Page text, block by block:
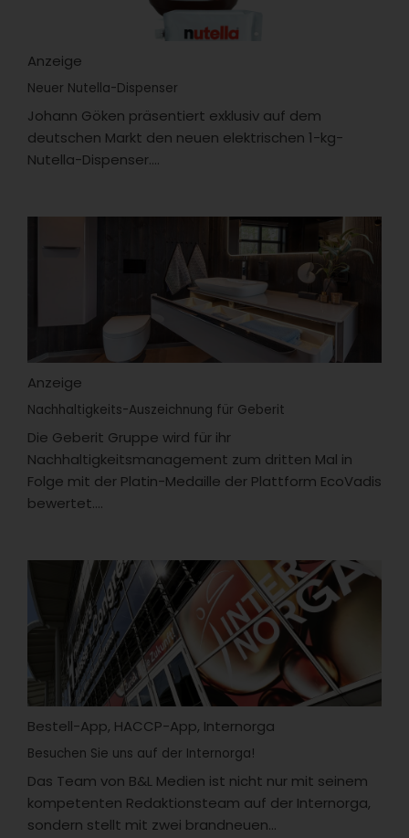
Anzeige
Neuer Nutella-Dispenser
Johann Göken präsentiert exklusiv auf dem
deutschen Markt den neuen elektrischen 1-kg-
Nutella-Dispenser....
Anzeige
Nachhaltigkeits-Auszeichnung für Geberit
Die Geberit Gruppe wird für ihr
Nachhaltigkeitsmanagement zum dritten Mal in
Folge mit der Platin-Medaille der Plattform EcoVadis
bewertet....
Bestell-App, HACCP-App, Internorga
Besuchen Sie uns auf der Internorga!
Das Team von B&L Medien ist nicht nur mit seinem
kompetenten Redaktionsteam auf der Internorga,
sondern stellt mit zwei brandneuen...